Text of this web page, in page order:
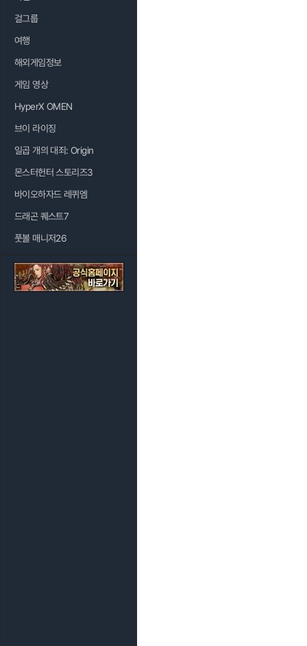
걸그룹
여행
해외게임정보
게임 영상
HyperX OMEN
브이 라이징
일곱 개의 대죄: Origin
몬스터헌터 스토리즈3
바이오하자드 레퀴엠
드래곤 퀘스트7
풋볼 매니저26